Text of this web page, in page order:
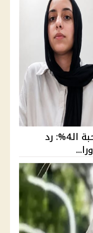
القصة الكاملة لأزمة ريم صاحبة الـ4%: رد